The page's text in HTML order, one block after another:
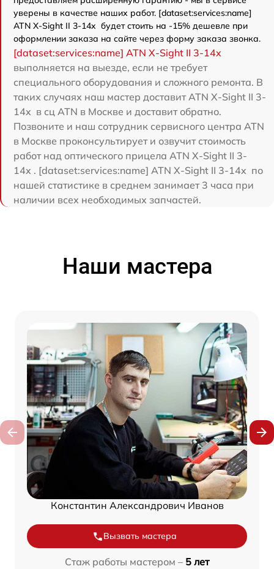
уверены в качестве наших работ. [dataset:services:name]
ATN X-Sight II 3-14x будет стоить на -15% дешевле при
оформлении заказа на сайте через форму заказа звонка.
[dataset:services:name] ATN X-Sight II 3-14x
выполняется на выезде, если не требует
специального оборудования и сложного ремонта. В
таких случаях наш мастер доставит ATN X-Sight II 3-
14x в сц ATN в Москве и доставит обратно.
Позвоните и наш сотрудник сервисного центра ATN
в Москве проконсультирует и озвучит стоимость
работ над оптического прицела ATN X-Sight II 3-
14x . [dataset:services:name] ATN X-Sight II 3-14x по
нашей статистике в среднем занимает 3 часа при
наличии всех необходимых запчастей.
Наши мастера
Константин Александрович Иванов
Вызвать мастера
Стаж работы мастером – 5 лет